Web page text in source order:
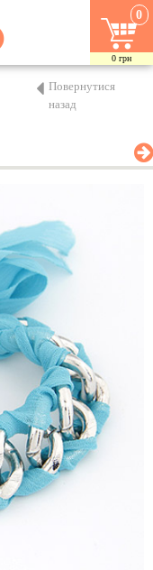
0
0 грн
Повернутися
назад